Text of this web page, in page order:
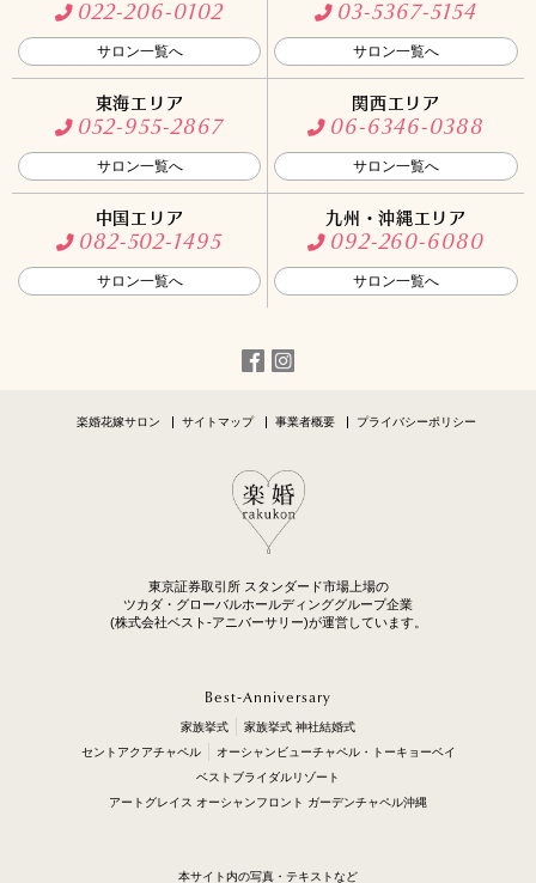
022-206-0102
サロン一覧へ
03-5367-5154
サロン一覧へ
東海エリア
052-955-2867
サロン一覧へ
関西エリア
06-6346-0388
サロン一覧へ
中国エリア
082-502-1495
サロン一覧へ
九州・沖縄エリア
092-260-6080
サロン一覧へ
楽婚花嫁サロン サイトマップ 事業者概要 プライバシーポリシー
東京証券取引所 スタンダード市場上場の
ツカダ・グローバルホールディンググループ企業
(株式会社ベスト-アニバーサリー)が運営しています。
Best-Anniversary
家族挙式
家族挙式 神社結婚式
セントアクアチャペル
オーシャンビューチャペル・トーキョーベイ
ベストブライダルリゾート
アートグレイス オーシャンフロント ガーデンチャペル沖縄
本サイト内の写真・テキストなど